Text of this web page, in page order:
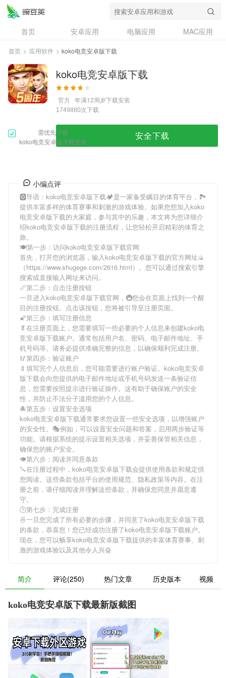
首页 安卓应用 电脑应用
MAC应用
资讯
专题
问答
首页 > 应用软件 > koko电竞安卓版下载
koko电竞安卓版下载
官方 年满12周岁下载安装
1749880次下载
需优先下载
koko电竞安卓版下载安装
安全下载
小编点评
🅾导语： koko电竞安卓版下载🏕是一家备受瞩目的体育平台，🏞
提供丰富多样的体育赛事和刺激的游戏体验。如果您想加入koko
电竞安卓版下载的大家庭，参与其中的乐趣，本文将为您详细介
绍koko电竞安卓版下载的注册流程，让您轻松开启精彩的体育之
旅。
🍽第一步：访问koko电竞安卓版下载官网
首先，打开您的浏览器，输入koko电竞安卓版下载的官方网址🍙
（https://www.shugege.com/2616.html）。您可以通过搜索引擎
搜索或直接输入网址来访问。
📏第二步：点击注册按钮
一旦进入koko电竞安卓版下载官网，🚇您会在页面上找到一个醒
目的注册按钮。点击该按钮，您将被引导至注册页面。
🌠第三步：填写注册信息
🥬在注册页面上，您需要填写一些必要的个人信息来创建koko电
竞安卓版下载账户。通常包括用户名、密码、电子邮件地址、手
机号码等。请务必提供准确完整的信息，以确保顺利完成注册。
🥢第四步：验证账户
🍼填写完个人信息后，您可能需要进行账户验证。 koko电竞安卓
版下载会向您提供的电子邮件地址或手机号码发送一条验证信
息，您需要按照提示进行验证操作。这有助于确保账户的安全
性，并防止不法分子滥用您的个人信息。
🐙第五步：设置安全选项
koko电竞安卓版下载通常要求您设置一些安全选项，以增强账户
的安全性。🎭例如，可以设置安全问题和答案，启用两步验证等
功能。请根据系统的提示设置相关选项，并妥善保管相关信息，
确保您的账户安全。
👁第六步：阅读并同意条款
🔪在注册过程中， koko电竞安卓版下载会提供使用条款和规定供
您阅读。这些条款包括平台的使用规范、隐私政策等内容。在注
册之前，请仔细阅读并理解这些条款，并确保您同意并愿意遵
守。
🕒第七步：完成注册
🍜一旦您完成了所有必要的步骤，并同意了koko电竞安卓版下载
的条款，恭喜您！您已经成功注册了koko电竞安卓版下载账户。
现在，您可以畅享koko电竞安卓版下载提供的丰富体育赛事、刺
激的游戏体验以及其他令人兴奋
简介 评论(250) 热门文章 历史版本 视频
koko电竞安卓版下载最新版截图